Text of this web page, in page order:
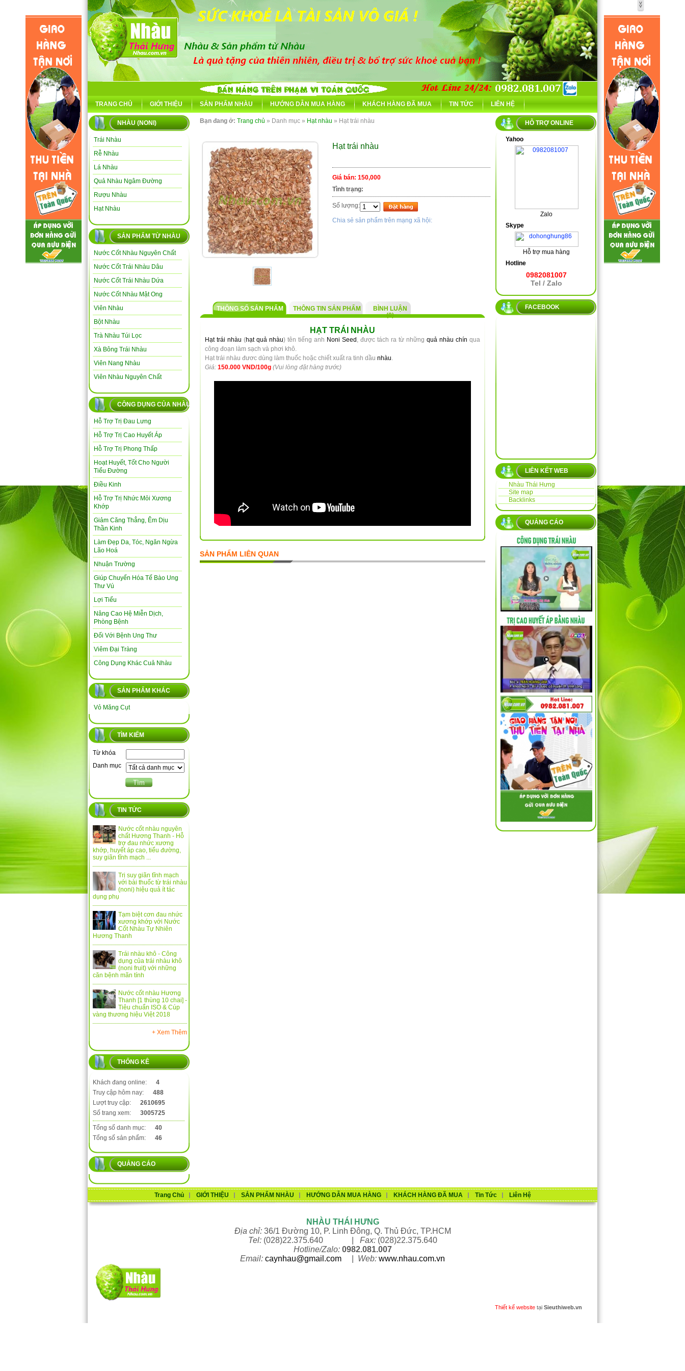
TRANG CHỦ GIỚI THIỆU SẢN PHẨM NHÀU HƯỚNG DẪN MUA HÀNG KHÁCH HÀNG ĐÃ MUA TIN TỨC LIÊN HỆ
NHÀU (NONI)
Trái Nhàu
Rễ Nhàu
Lá Nhàu
Quả Nhàu Ngâm Đường
Rượu Nhàu
Hạt Nhàu
SẢN PHẨM TỪ NHÀU
Nước Cốt Nhàu Nguyên Chất
Nước Cốt Trái Nhàu Dâu
Nước Cốt Trái Nhàu Dứa
Nước Cốt Nhàu Mật Ong
Viên Nhàu
Bột Nhàu
Trà Nhàu Túi Lọc
Xà Bông Trái Nhàu
Viên Nang Nhàu
Viên Nhàu Nguyên Chất
CÔNG DỤNG CỦA NHÀU
Hỗ Trợ Trị Đau Lưng
Hỗ Trợ Trị Cao Huyết Áp
Hỗ Trợ Trị Phong Thấp
Hoạt Huyết, Tốt Cho Người
Tiểu Đường
Điều Kinh
Hỗ Trợ Trị Nhức Mỏi Xương
Khớp
Giảm Căng Thẳng, Êm Dịu
Thần Kinh
Làm Đẹp Da, Tóc, Ngăn Ngừa
Lão Hoá
Nhuận Trường
Giúp Chuyển Hóa Tế Bào Ung
Thư Vú
Lợi Tiểu
Nâng Cao Hệ Miễn Dịch,
Phòng Bệnh
Đối Với Bệnh Ung Thư
Viêm Đại Tràng
Công Dụng Khác Cuả Nhàu
SẢN PHẨM KHÁC
Vỏ Măng Cụt
TÌM KIẾM
Từ khóa
Danh mục
TIN TỨC
Nước cốt nhàu nguyên
chất Hương Thanh - Hỗ
trợ đau nhức xương
khớp, huyết áp cao, tiểu đường,
suy giãn tĩnh mạch ...
Trị suy giãn tĩnh mạch
với bài thuốc từ trái nhàu
(noni) hiệu quả ít tác
dụng phụ
Tạm biệt cơn đau nhức
xương khớp với Nước
Cốt Nhàu Tự Nhiên
Hương Thanh
Trái nhàu khô - Công
dụng của trái nhàu khô
(noni fruit) với những
căn bệnh mãn tính
Nước cốt nhàu Hương
Thanh [1 thùng 10 chai] -
Tiêu chuẩn ISO & Cúp
vàng thương hiệu Việt 2018
+ Xem Thêm
THỐNG KÊ
Khách đang online:
4
Truy cập hôm nay:
488
Lượt truy cập:
2610695
Số trang xem:
3005725
Tổng số danh mục:
40
Tổng số sản phẩm:
46
QUẢNG CÁO
Bạn đang ở: Trang chủ » Danh mục » Hạt nhàu » Hạt trái nhàu
Hạt trái nhàu
Giá bán: 150,000
Tình trạng:
Số lượng:
Chia sẻ sản phẩm trên mạng xã hội:
THÔNG SỐ SẢN PHẨM THÔNG TIN SẢN PHẨM
BÌNH LUẬN
(0)
HẠT TRÁI NHÀU
Hạt trái nhàu (hạt quả nhàu) tên tiếng anh Noni Seed , được tách ra từ những quả nhàu chín qua
công đoạn làm sạch và phơi khô.
Hạt trái nhàu đươc dùng làm thuốc hoặc chiết xuất ra tinh dầu nhàu.
Giá: 150.000 VND/100g (Vui lòng đặt hàng trước)
SẢN PHẨM LIÊN QUAN
HỖ TRỢ ONLINE
Yahoo
Zalo
Skype
Hỗ trợ mua hàng
Hotline
0982081007
Tel / Zalo
FACEBOOK
LIÊN KẾT WEB
Nhàu Thái Hưng
Site map
Backlinks
QUẢNG CÁO
Trang Chủ GIỚI THIỆU SẢN PHẨM NHÀU HƯỚNG DẪN MUA HÀNG KHÁCH HÀNG ĐÃ MUA Tin Tức Liên Hệ
NHÀU THÁI HƯNG
Địa chỉ:36/1 Đường 10, P. Linh Đông, Q. Thủ Đức, TP.HCM
Tel:(028)22.375.640 | Fax:(028)22.375.640
Hotline/Zalo: 0982.081.007
Email: caynhau@gmail.com Web: www.nhau.com.vn
Thiết kế website tại Sieuthiweb.vn